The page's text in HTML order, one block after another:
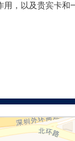
，以及贵宾卡和